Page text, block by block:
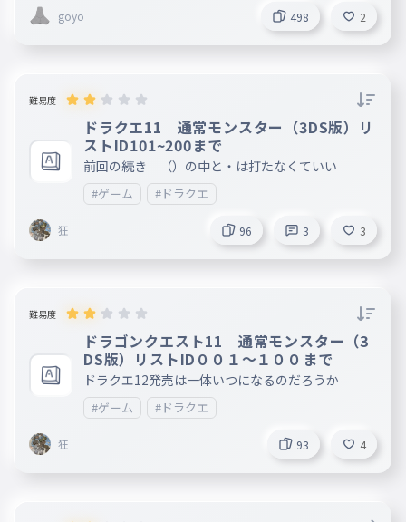
goyo 498 2
難易度
ドラクエ11 通常モンスター（3DS版）リ
ストID101~200まで
前回の続き （）の中と・は打たなくていい
#ゲーム #ドラクエ
狂 96 3 3
難易度
ドラゴンクエスト11 通常モンスター（3
DS版）リストID００１〜１００まで
ドラクエ12発売は一体いつになるのだろうか
#ゲーム #ドラクエ
狂 93 4